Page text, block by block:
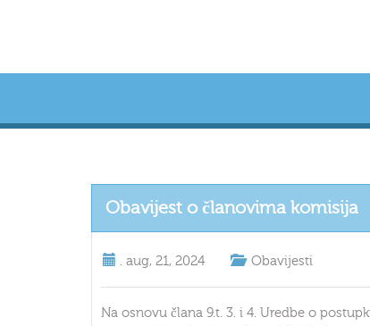
Obavijest o članovima komisija
. aug, 21, 2024 Obavijesti
Na osnovu člana 9.t. 3. i 4. Uredbe o